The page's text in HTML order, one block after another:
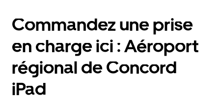
Commandez une prise
en charge ici : Aéroport
régional de Concord
iPad